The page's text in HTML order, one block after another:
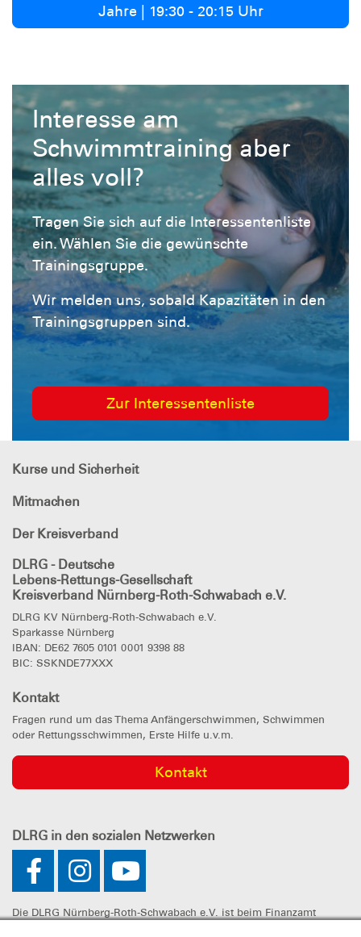
Jahre | 19:30 - 20:15 Uhr
Interesse am
Schwimmtraining aber
alles voll?
Tragen Sie sich auf die Interessentenliste
ein. Wählen Sie die gewünschte
Trainingsgruppe.
Wir melden uns, sobald Kapazitäten in den
Trainingsgruppen sind.
Zur Interessentenliste
Kurse und Sicherheit
Mitmachen
Der Kreisverband
DLRG - Deutsche
Lebens-Rettungs-Gesellschaft
Kreisverband Nürnberg-Roth-Schwabach e.V.
DLRG KV Nürnberg-Roth-Schwabach e.V.
Sparkasse Nürnberg
IBAN: DE62 7605 0101 0001 9398 88
BIC: SSKNDE77XXX
Kontakt
Fragen rund um das Thema Anfängerschwimmen, Schwimmen
oder Rettungsschwimmen, Erste Hilfe u.v.m.
Kontakt
DLRG in den sozialen Netzwerken
Die DLRG Nürnberg-Roth-Schwabach e.V. ist beim Finanzamt